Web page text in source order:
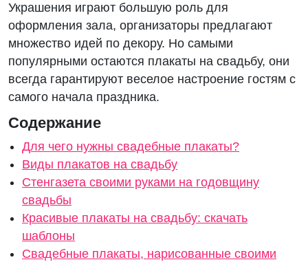
Украшения играют большую роль для
оформления зала, организаторы предлагают
множество идей по декору. Но самыми
популярными остаются плакаты на свадьбу, они
всегда гарантируют веселое настроение гостям с
самого начала праздника.
Содержание
Для чего нужны свадебные плакаты?
Виды плакатов на свадьбу
Стенгазета своими руками на годовщину
свадьбы
Красивые плакаты на свадьбу: скачать
шаблоны
Свадебные плакаты, нарисованные своими